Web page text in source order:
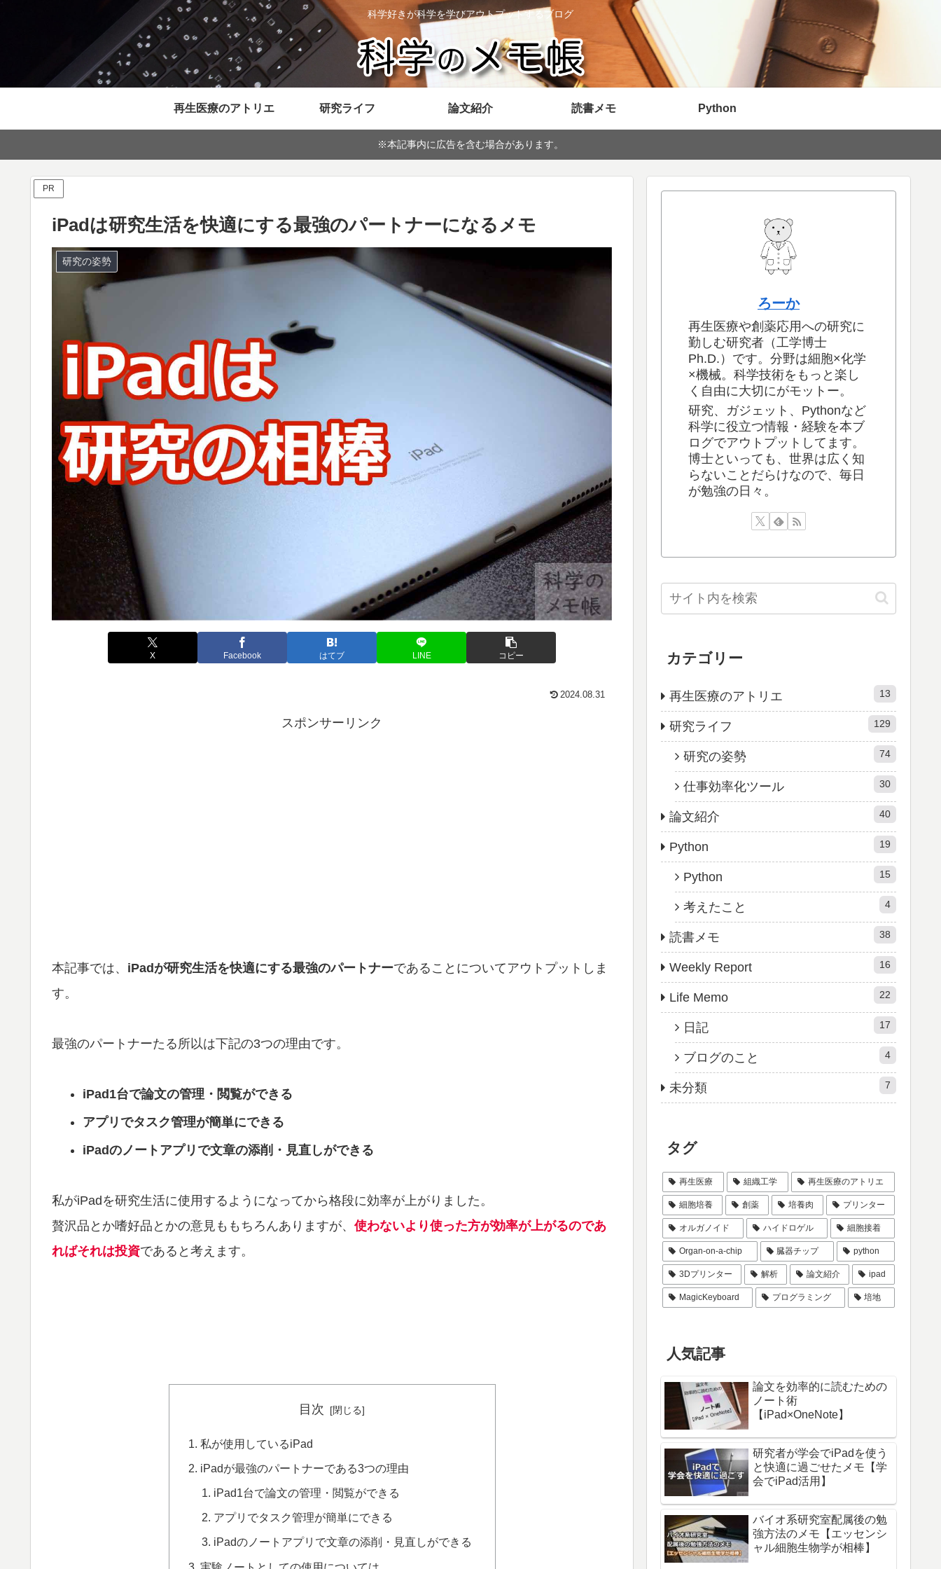
科学好きが科学を学びアウトプットするブログ
再生医療のアトリエ 研究ライフ 論文紹介 読書メモ Python
※本記事内に広告を含む場合があります。
PR
iPadは研究生活を快適にする最強のパートナーになるメモ
研究の姿勢
X Facebook はてブ LINE コピー
2024.08.31
スポンサーリンク
本記事では、 iPadが研究生活を快適にする最強のパートナーであることについてアウトプットしま
す。
最強のパートナーたる所以は下記の3つの理由です。
iPad1台で論文の管理・閲覧ができる
アプリでタスク管理が簡単にできる
iPadのノートアプリで文章の添削・見直しができる
私がiPadを研究生活に使用するようになってから格段に効率が上がりました。
贅沢品とか嗜好品とかの意見ももちろんありますが、 使わないより使った方が効率が上がるのであ
ればそれは投資であると考えます。
目次
私が使用しているiPad
iPadが最強のパートナーである3つの理由
iPad1台で論文の管理・閲覧ができる
アプリでタスク管理が簡単にできる
iPadのノートアプリで文章の添削・見直しができる
ろーか
再生医療や創薬応用への研究に
勤しむ研究者（工学博士
Ph.D.）です。分野は細胞×化学
×機械。科学技術をもっと楽し
く自由に大切にがモットー。
研究、ガジェット、Pythonなど
科学に役立つ情報・経験を本ブ
ログでアウトプットしてます。
博士といっても、世界は広く知
らないことだらけなので、毎日
が勉強の日々。
カテゴリー
再生医療のアトリエ 13
研究ライフ 129
研究の姿勢 74
仕事効率化ツール 30
論文紹介 40
Python 19
Python 15
考えたこと 4
読書メモ 38
Weekly Report 16
Life Memo 22
日記 17
ブログのこと 4
未分類 7
タグ
再生医療 組織工学 再生医療のアトリエ
細胞培養 創薬 培養肉 プリンター
オルガノイド ハイドロゲル 細胞接着
Organ-on-a-chip 臓器チップ python
3Dプリンター 解析 論文紹介 ipad
MagicKeyboard プログラミング 培地
人気記事
論文を効率的に読むための
ノート術
【iPad×OneNote】
研究者が学会でiPadを使う
と快適に過ごせたメモ【学
会でiPad活用】
バイオ系研究室配属後の勉
強方法のメモ【エッセンシ
ャル細胞生物学が相棒】